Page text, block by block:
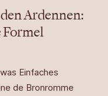
Ardennen:
Formel
Einfaches
de Bronromme